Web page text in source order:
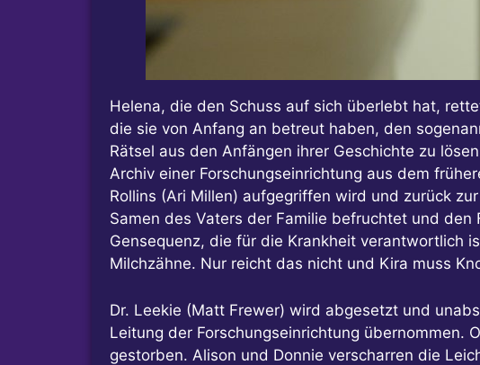
Helena, die den Schuss auf sich überlebt hat,
die sie von Anfang an betreut haben, den
Rätsel aus den Anfängen ihrer Geschichte zu
Archiv einer Forschungseinrichtung aus dem
Rollins (Ari Millen) aufgegriffen wird und zurück
Samen des Vaters der Familie befruchtet und
Gensequenz, die für die Krankheit verantwortlich
Milchzähne. Nur reicht das nicht und Kira muss
Dr. Leekie (Matt Frewer) wird abgesetzt und
Leitung der Forschungseinrichtung übernommen.
gestorben. Alison und Donnie verscharren die